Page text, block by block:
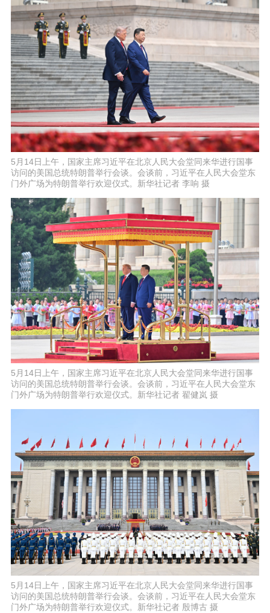
5月14日上午，国家主席习近平在北京人民大会堂同来华进行国事
访问的美国总统特朗普举行会谈。会谈前，习近平在人民大会堂东
门外广场为特朗普举行欢迎仪式。新华社记者 李响 摄
5月14日上午，国家主席习近平在北京人民大会堂同来华进行国事
访问的美国总统特朗普举行会谈。会谈前，习近平在人民大会堂东
门外广场为特朗普举行欢迎仪式。新华社记者 翟健岚 摄
5月14日上午，国家主席习近平在北京人民大会堂同来华进行国事
访问的美国总统特朗普举行会谈。会谈前，习近平在人民大会堂东
门外广场为特朗普举行欢迎仪式。新华社记者 殷博古 摄